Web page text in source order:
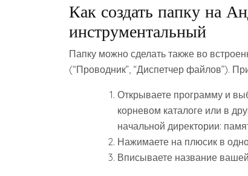
Как создать папку на
инструментальный
Папку можно сделать также во
(“Проводник”, “Диспетчер файлов”).
Открываете программу и
корневом каталоге или в
начальной директории:
Нажимаете на плюсик в
Вписываете название